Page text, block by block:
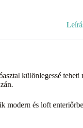
különlegessé teheti
modern és loft